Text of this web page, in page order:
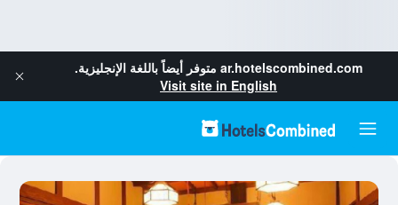
ar.hotelscombined.com متوفر أيضاً باللغة الإنجليزية.
Visit site in English